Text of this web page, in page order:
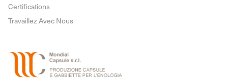
Certifications
Travaillez Avec Nous